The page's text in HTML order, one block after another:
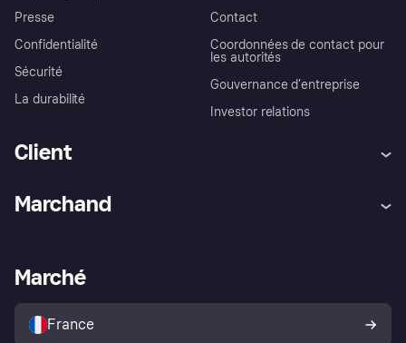
Presse
Confidentialité
Sécurité
La durabilité
Contact
Coordonnées de contact pour
les autorités
Gouvernance d’entreprise
Investor relations
Client
Explorez les magasins
Politique de protection de
l’acheteur Klarna
Marchand
Portail Marchand
Marché
France